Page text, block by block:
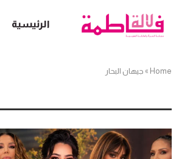
الرئيسية
Home
» جيهان البحار